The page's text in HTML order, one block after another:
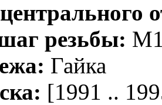
резьбы:
Гайка
[1991 ..